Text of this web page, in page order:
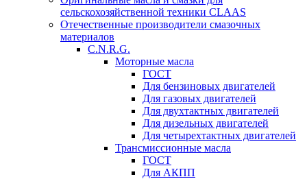
сельскохозяйственной техники CLAAS
Отечественные производители смазочных
материалов
C.N.R.G.
Моторные масла
ГОСТ
Для бензиновых двигателей
Для газовых двигателей
Для двухтактных двигателей
Для дизельных двигателей
Для четырехтактных двигателей
Трансмиссионные масла
ГОСТ
Для АКПП